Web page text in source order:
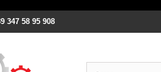
347 58 95 908